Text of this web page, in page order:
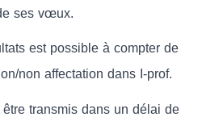
ses vœux.
est possible à compter de
non affectation dans I-prof.
transmis dans un délai de